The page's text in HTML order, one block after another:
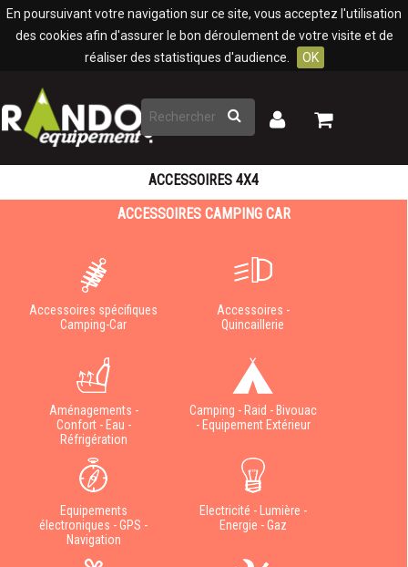
En poursuivant votre navigation sur ce site, vous acceptez l'utilisation
des cookies afin d'assurer le bon déroulement de votre visite et de
réaliser des statistiques d'audience.
OK
Rechercher
Mon
Mon
ACCESSOIRES 4X4
ACCESSOIRES CAMPING CAR
Accessoires spécifiques
Camping-Car
Accessoires -
Quincaillerie
Aménagements -
Confort - Eau -
Réfrigération
Camping - Raid - Bivouac
- Equipement Extérieur
Equipements
électroniques - GPS -
Navigation
Electricité - Lumière -
Energie - Gaz
Panneau de gestion des cookies